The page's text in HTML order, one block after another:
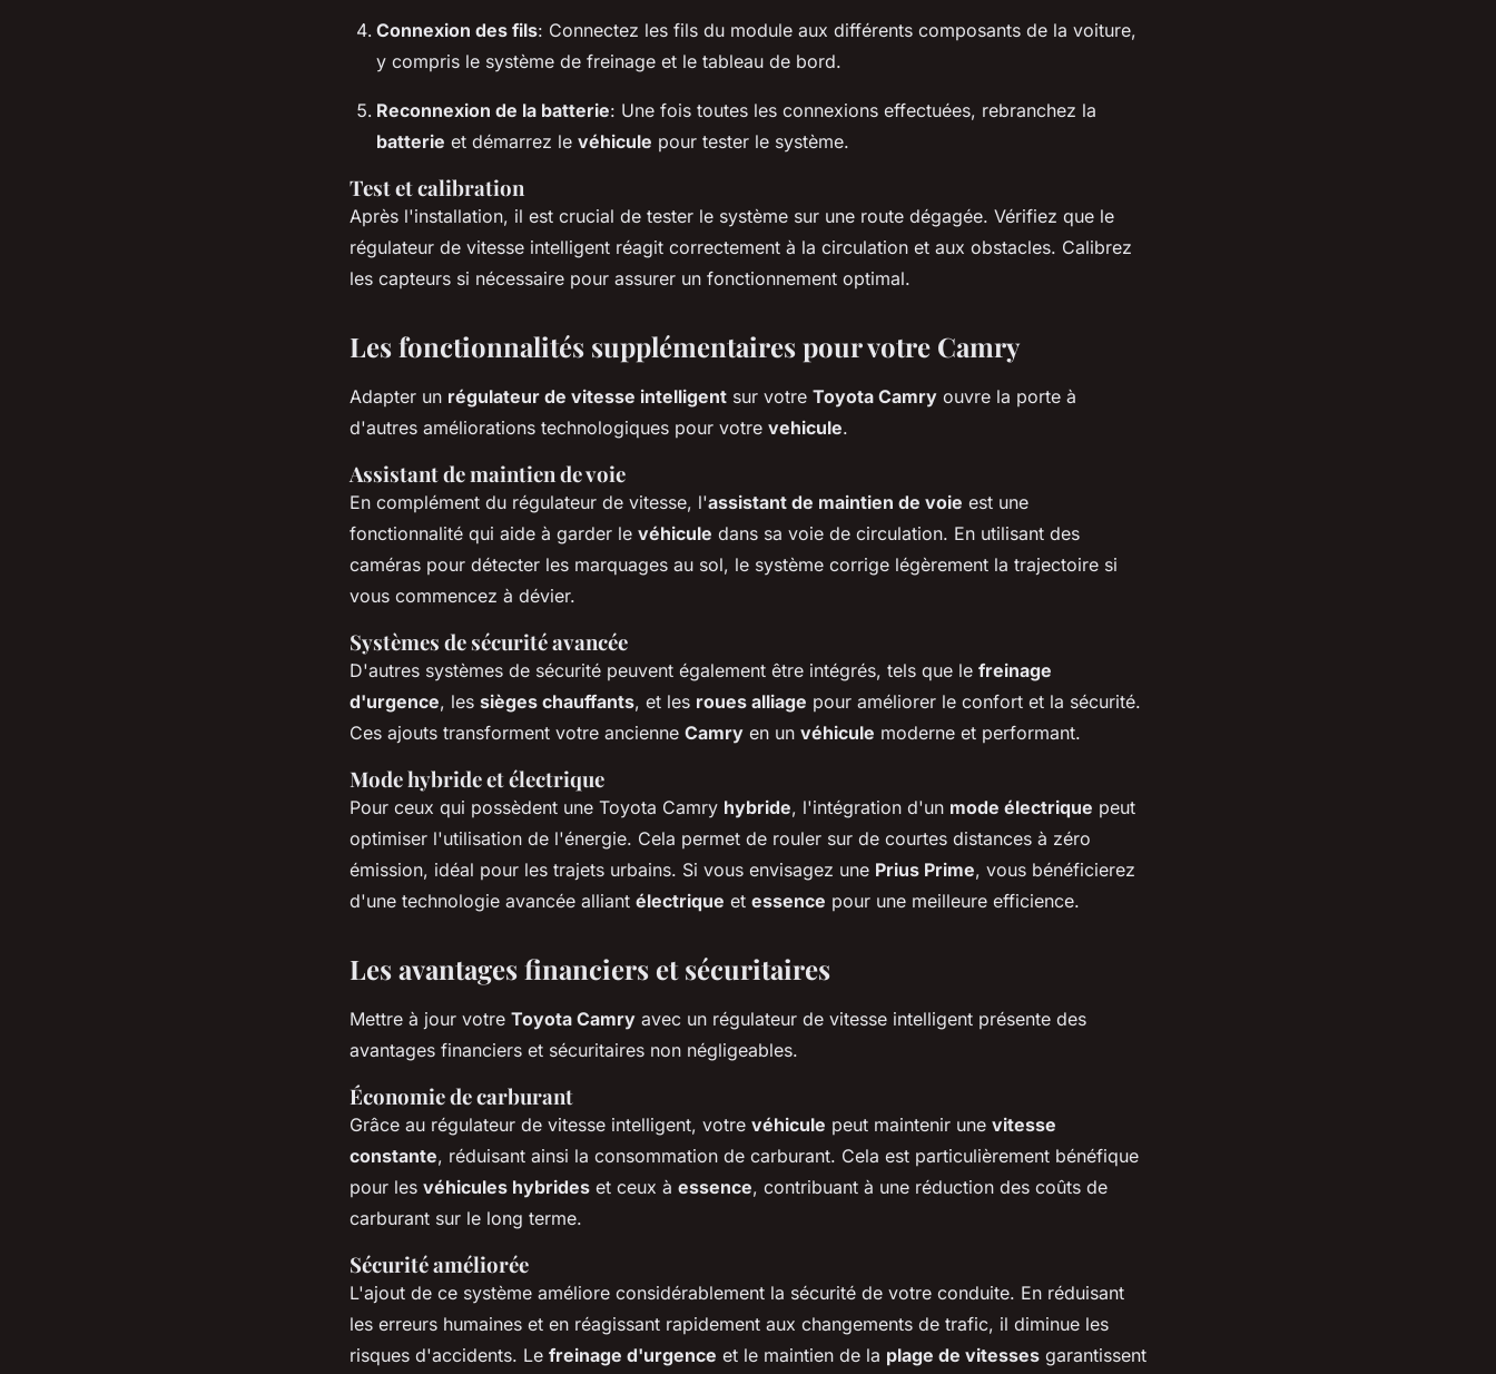
Connexion des fils: Connectez les fils du module aux différents composants de la voiture,
y compris le système de freinage et le tableau de bord.
Reconnexion de la batterie: Une fois toutes les connexions effectuées, rebranchez la
batterie et démarrez le véhicule pour tester le système.
Test et calibration
Après l'installation, il est crucial de tester le système sur une route dégagée. Vérifiez que le
régulateur de vitesse intelligent réagit correctement à la circulation et aux obstacles. Calibrez
les capteurs si nécessaire pour assurer un fonctionnement optimal.
Les fonctionnalités supplémentaires pour votre Camry
Adapter un régulateur de vitesse intelligent sur votre Toyota Camry ouvre la porte à
d'autres améliorations technologiques pour votre vehicule.
Assistant de maintien de voie
En complément du régulateur de vitesse, l'assistant de maintien de voie est une
fonctionnalité qui aide à garder le véhicule dans sa voie de circulation. En utilisant des
caméras pour détecter les marquages au sol, le système corrige légèrement la trajectoire si
vous commencez à dévier.
Systèmes de sécurité avancée
D'autres systèmes de sécurité peuvent également être intégrés, tels que le freinage
d'urgence, les sièges chauffants, et les roues alliage pour améliorer le confort et la sécurité.
Ces ajouts transforment votre ancienne Camry en un véhicule moderne et performant.
Mode hybride et électrique
Pour ceux qui possèdent une Toyota Camry hybride, l'intégration d'un mode électrique peut
optimiser l'utilisation de l'énergie. Cela permet de rouler sur de courtes distances à zéro
émission, idéal pour les trajets urbains. Si vous envisagez une Prius Prime, vous bénéficierez
d'une technologie avancée alliant électrique et essence pour une meilleure efficience.
Les avantages financiers et sécuritaires
Mettre à jour votre Toyota Camry avec un régulateur de vitesse intelligent présente des
avantages financiers et sécuritaires non négligeables.
Économie de carburant
Grâce au régulateur de vitesse intelligent, votre véhicule peut maintenir une vitesse
constante, réduisant ainsi la consommation de carburant. Cela est particulièrement bénéfique
pour les véhicules hybrides et ceux à essence, contribuant à une réduction des coûts de
carburant sur le long terme.
Sécurité améliorée
L'ajout de ce système améliore considérablement la sécurité de votre conduite. En réduisant
les erreurs humaines et en réagissant rapidement aux changements de trafic, il diminue les
risques d'accidents. Le freinage d'urgence et le maintien de la plage de vitesses garantissent